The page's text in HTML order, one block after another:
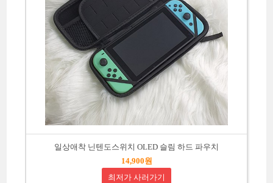
일상애착 닌텐도스위치 OLED 슬림 하드 파우치
14,900원
최저가 사러가기